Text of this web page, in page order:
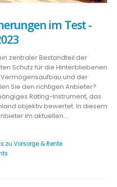
im Test -
zentraler Bestandteil der
Schutz für die Hinterbliebenen
und der
Sie den richtigen Anbieter?
Rating-Instrument, das
objektiv bewertet. In diesem
im aktuellen...
zu Vorsorge & Rente